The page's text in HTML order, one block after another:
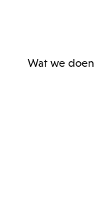
Wat we doen